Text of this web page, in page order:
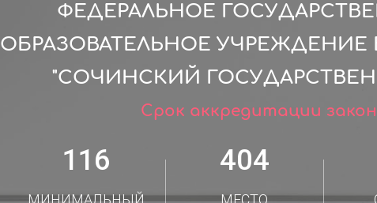
ФЕДЕРАЛЬНОЕ
ОБРАЗОВАТЕЛЬНОЕ
"СОЧИНСКИЙ
Срок аккредитации
116
МИНИМАЛЬНЫЙ
404
МЕСТО